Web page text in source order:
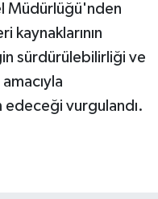
Müdürlüğü'nden
kaynaklarının
sürdürülebilirliği ve
edeceği vurgulandı.